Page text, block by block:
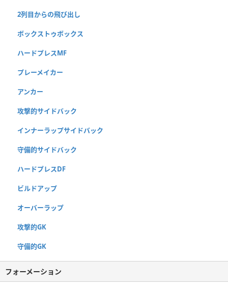
2列目からの飛び出し
ボックストゥボックス
ハードプレスMF
プレーメイカー
アンカー
攻撃的サイドバック
インナーラップサイドバック
守備的サイドバック
ハードプレスDF
ビルドアップ
オーバーラップ
攻撃的GK
守備的GK
フォーメーション